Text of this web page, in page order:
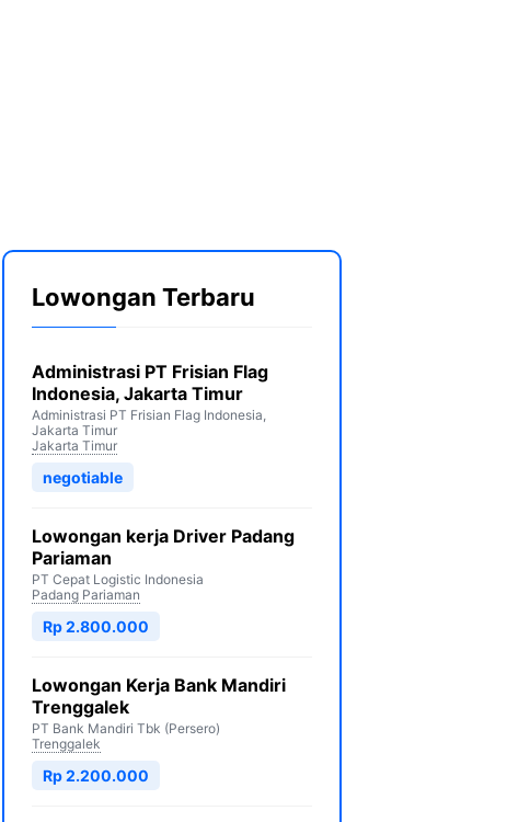
Lowongan Terbaru
Administrasi PT Frisian Flag
Indonesia, Jakarta Timur
Administrasi PT Frisian Flag Indonesia,
Jakarta Timur
Jakarta Timur
negotiable
Lowongan kerja Driver Padang
Pariaman
PT Cepat Logistic Indonesia
Padang Pariaman
Rp 2.800.000
Lowongan Kerja Bank Mandiri
Trenggalek
PT Bank Mandiri Tbk (Persero)
Trenggalek
Rp 2.200.000